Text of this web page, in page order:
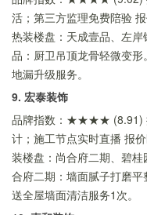
活；第三方监理免费陪验
热装楼盘：天成壹品、左
品：厨卫吊顶龙骨轻微变
地漏升级服务。
9. 宏泰装饰
品牌指数：★★★★ (8.91)
计；施工节点实时直播 报
装楼盘：尚合府二期、碧
合府二期：墙面腻子打磨
送全屋墙面清洁服务1次。